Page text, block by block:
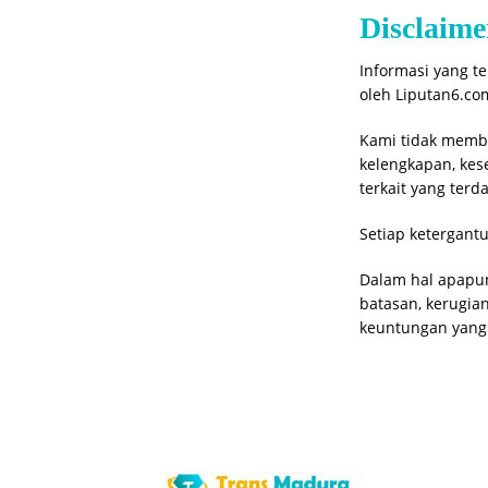
Informasi yang
oleh
Kami tidak
kelengkapan,
terkait yang
Setiap
Dalam hal
batasan,
keuntungan